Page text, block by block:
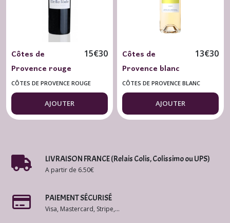
Côtes de
Provence rouge
Château du Rouët
Belle Poule 2023
15€30
CÔTES DE PROVENCE ROUGE
AJOUTER
Côtes de
Provence blanc
Cht des
Bormettes 2024
Hélène 75 cl.
13€30
CÔTES DE PROVENCE BLANC
AJOUTER
LIVRAISON FRANCE (Relais Colis, Colissimo ou UPS)
A partir de 6.50€
PAIEMENT SÉCURISÉ
Visa, Mastercard, Stripe,...